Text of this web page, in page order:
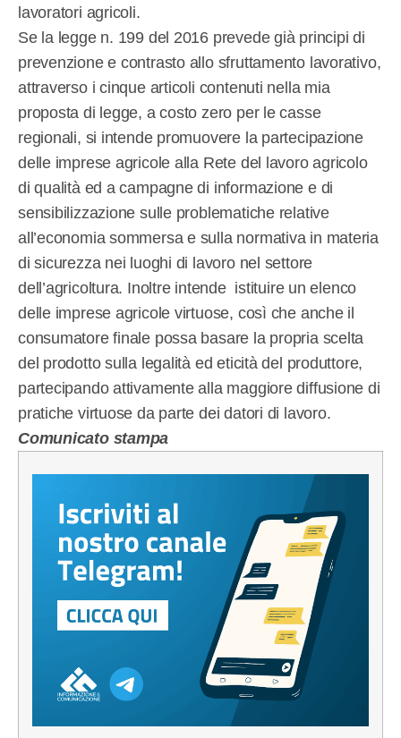
lavoratori agricoli.
Se la legge n. 199 del 2016 prevede già principi di
prevenzione e contrasto allo sfruttamento lavorativo,
attraverso i cinque articoli contenuti nella mia
proposta di legge, a costo zero per le casse
regionali, si intende promuovere la partecipazione
delle imprese agricole alla Rete del lavoro agricolo
di qualità ed a campagne di informazione e di
sensibilizzazione sulle problematiche relative
all’economia sommersa e sulla normativa in materia
di sicurezza nei luoghi di lavoro nel settore
dell’agricoltura. Inoltre intende istituire un elenco
delle imprese agricole virtuose, così che anche il
consumatore finale possa basare la propria scelta
del prodotto sulla legalità ed eticità del produttore,
partecipando attivamente alla maggiore diffusione di
pratiche virtuose da parte dei datori di lavoro.
Comunicato stampa